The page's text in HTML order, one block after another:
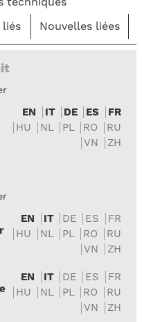
liés Nouvelles liées
EN IT DE ES
FR
HU
NL PL RO
RU
VN
ZH
EN IT DE ES
FR
HU
NL PL RO
RU
VN
ZH
EN IT DE ES
FR
HU
NL PL RO
RU
VN
ZH